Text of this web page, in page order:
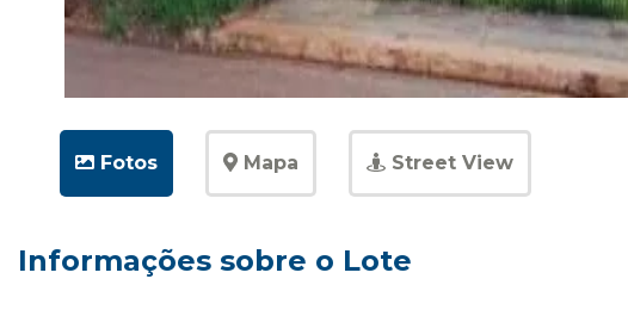
Fotos Mapa Street View
Informações sobre o Lote